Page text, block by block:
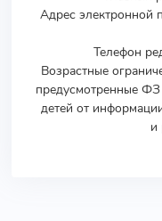
Адрес электронной
Телефон
Возрастные
предусмотренные
детей от
и